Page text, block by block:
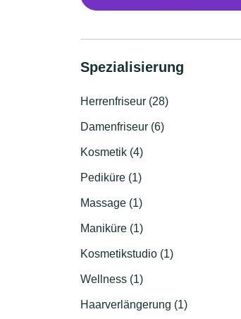
Spezialisierung
Herrenfriseur (28)
Damenfriseur (6)
Kosmetik (4)
Pediküre (1)
Massage (1)
Maniküre (1)
Kosmetikstudio (1)
Wellness (1)
Haarverlängerung (1)